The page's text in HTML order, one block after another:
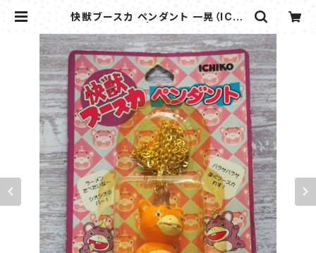
快獣ブースカ ペンダント 一晃（ICHI